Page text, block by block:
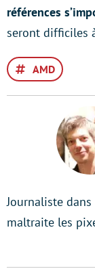
références
seront difficiles
AMD
Journaliste
maltraite les